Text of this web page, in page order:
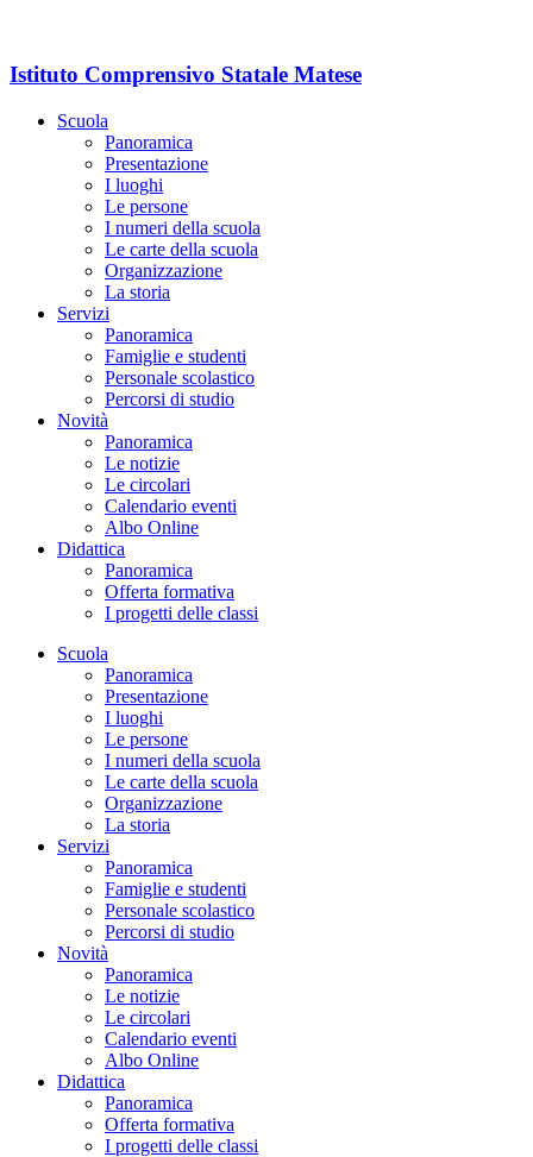
Istituto Comprensivo Statale Matese
Scuola
Panoramica
Presentazione
I luoghi
Le persone
I numeri della scuola
Le carte della scuola
Organizzazione
La storia
Servizi
Panoramica
Famiglie e studenti
Personale scolastico
Percorsi di studio
Novità
Panoramica
Le notizie
Le circolari
Calendario eventi
Albo Online
Didattica
Panoramica
Offerta formativa
I progetti delle classi
Scuola
Panoramica
Presentazione
I luoghi
Le persone
I numeri della scuola
Le carte della scuola
Organizzazione
La storia
Servizi
Panoramica
Famiglie e studenti
Personale scolastico
Percorsi di studio
Novità
Panoramica
Le notizie
Le circolari
Calendario eventi
Albo Online
Didattica
Panoramica
Offerta formativa
I progetti delle classi